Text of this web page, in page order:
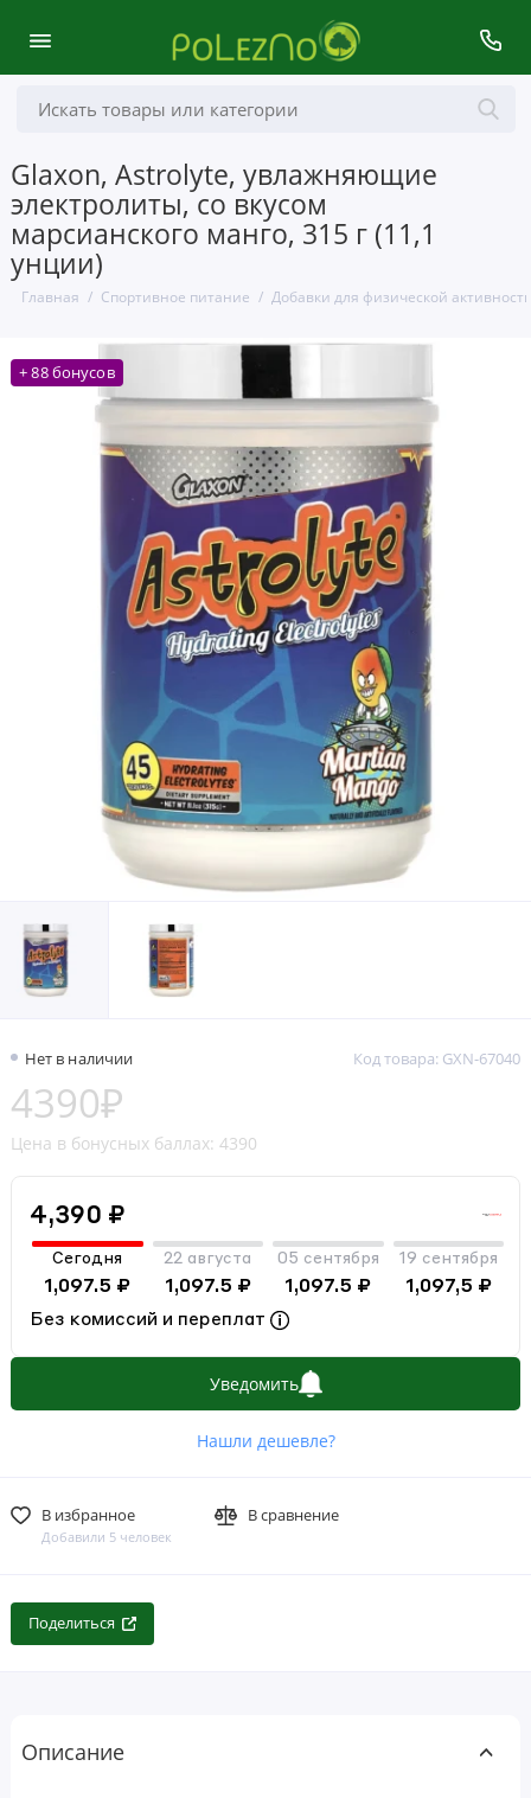
Glaxon, Astrolyte, увлажняющие
электролиты, со вкусом
марсианского манго, 315 г (11,1
унции)
Главная Спортивное питание Добавки для физической
+ 88 бонусов
Нет в наличии Код товара: GXN-67040
4390₽
Цена в бонусных баллах: 4390
4,390 ₽
Сегодня
1,097.5 ₽
22 августа
1,097.5 ₽
05 сентября
1,097.5 ₽
19 сентября
1,097,5 ₽
Без комиссий и переплат
Уведомить
Нашли дешевле?
В избранное
Добавили 5 человек
В сравнение
Поделиться
Описание